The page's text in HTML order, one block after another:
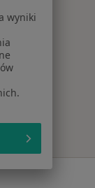
wyniki